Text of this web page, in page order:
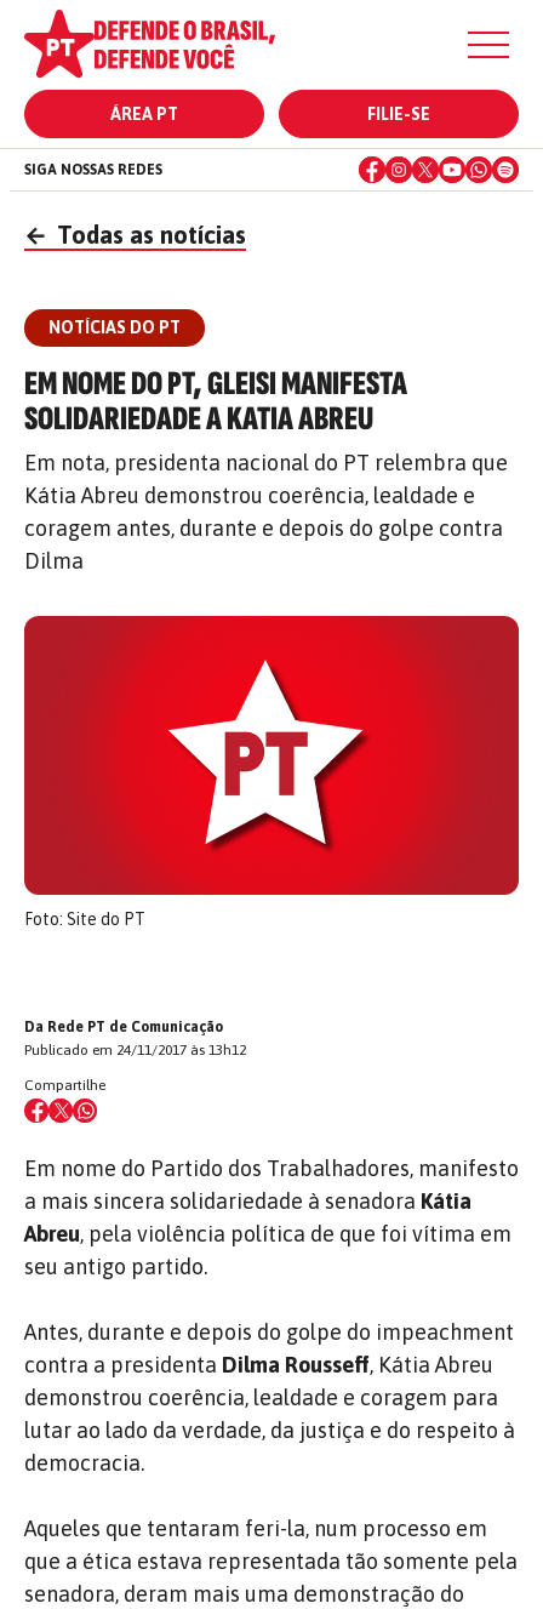
ÁREA PT FILIE-SE
SIGA NOSSAS REDES
← Todas as notícias
NOTÍCIAS DO PT
EM NOME DO PT, GLEISI MANIFESTA
SOLIDARIEDADE A KATIA ABREU
Em nota, presidenta nacional do PT relembra que
Kátia Abreu demonstrou coerência, lealdade e
coragem antes, durante e depois do golpe contra
Dilma
Foto: Site do PT
Da Rede PT de Comunicação
Publicado em 24/11/2017 às 13h12
Compartilhe
Em nome do Partido dos Trabalhadores, manifesto
a mais sincera solidariedade à senadora Kátia
Abreu, pela violência política de que foi vítima em
seu antigo partido.
Antes, durante e depois do golpe do impeachment
contra a presidenta Dilma Rousseff, Kátia Abreu
demonstrou coerência, lealdade e coragem para
lutar ao lado da verdade, da justiça e do respeito à
democracia.
Aqueles que tentaram feri-la, num processo em
que a ética estava representada tão somente pela
senadora, deram mais uma demonstração do